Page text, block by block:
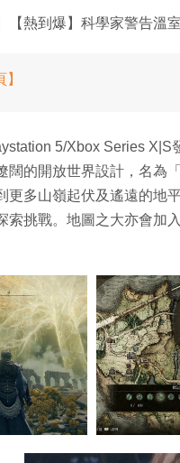
【熱到爆】科學家警告溫
】
5/Xbox Series X|S
闊的開放世界設計，名為
更多山嶺起伏及遙遠的地
索挑戰。地圖之大亦會加